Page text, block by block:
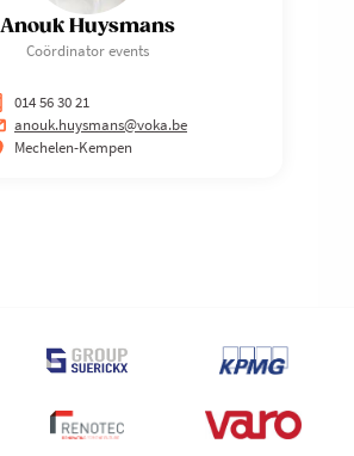
Anouk Huysmans
Coördinator events
014 56 30 21
anouk.huysmans@voka.be
Mechelen-Kempen